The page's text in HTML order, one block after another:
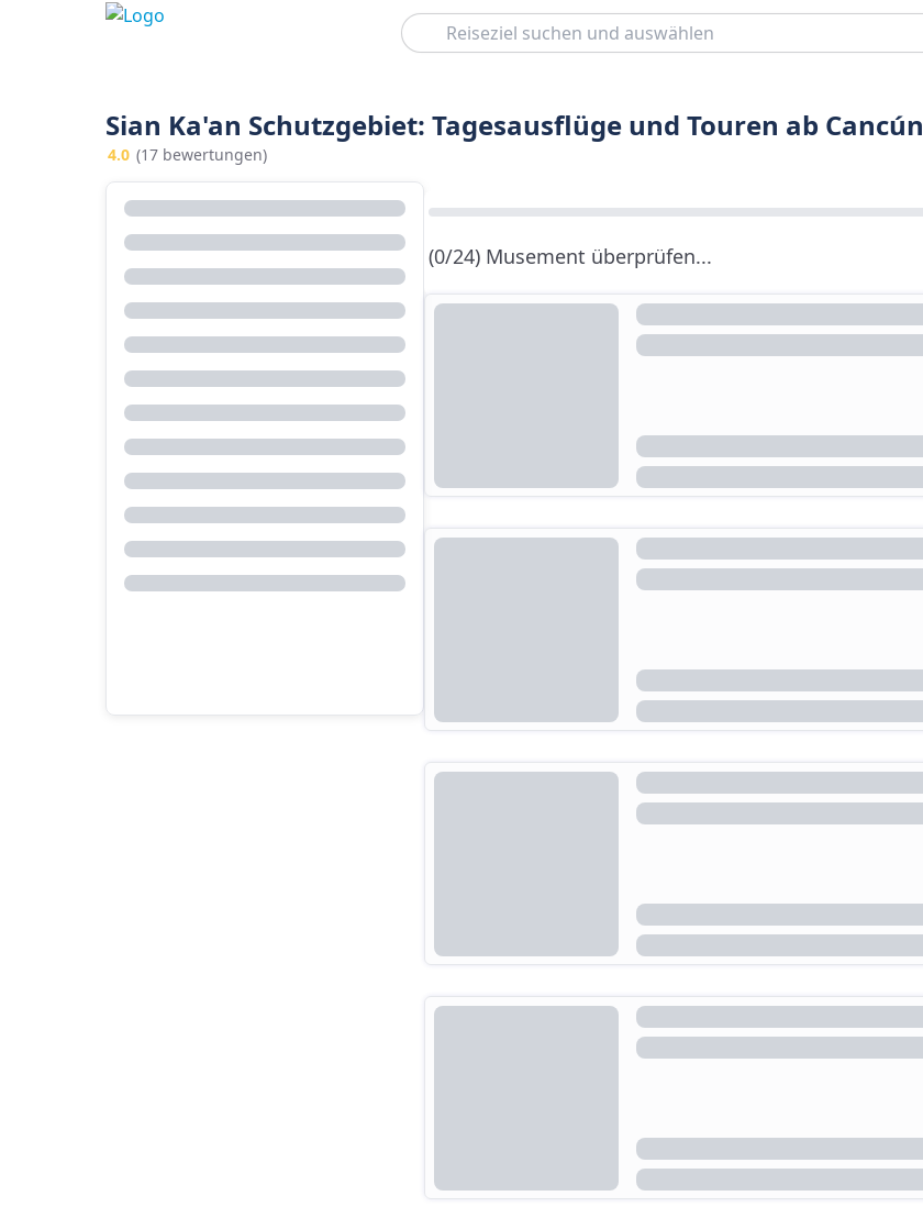
Suchen
Sian Ka'an Schutzgebiet: Tagesausflüge und Touren ab Cancún
4.0 (17 bewertungen)
(0/24) Musement überprüfen...